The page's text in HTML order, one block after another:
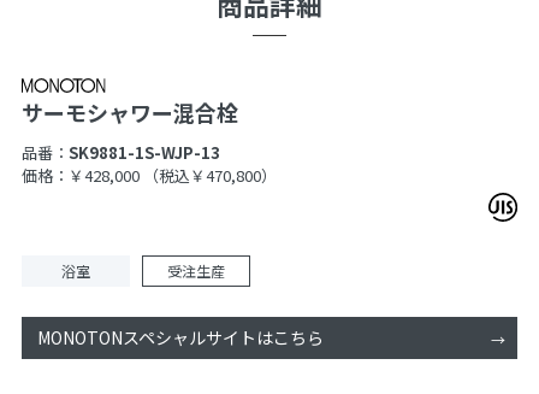
サーモシャワー混合栓
品番： SK9881-1S-WJP-13
価格：￥428,000
（税込￥470,800）
浴室 受注生産
MONOTONスペシャルサイトはこちら